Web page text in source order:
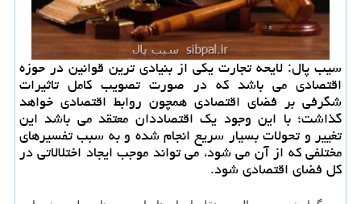
سیب پال: لایحه تجارت یكی از بنیادی ترین قوانین در حوزه
اقتصادی می باشد كه در صورت تصویب كامل تاثیرات
شگرفی بر فضای اقتصادی همچون روابط اقتصادی خواهد
گذاشت؛ با این وجود یك اقتصاددان معتقد می باشد این
تغییر و تحولات بسیار سریع انجام شده و به سبب تفسیرهای
مختلفی كه از آن می شود، می تواند موجب ایجاد اختلالاتی در
كل فضای اقتصادی شود.